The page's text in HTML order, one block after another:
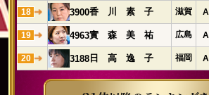
18 3900香 川 素 子 滋賀
19 4963實 森 美 祐 広島
20 3188日 高 逸 子 福岡